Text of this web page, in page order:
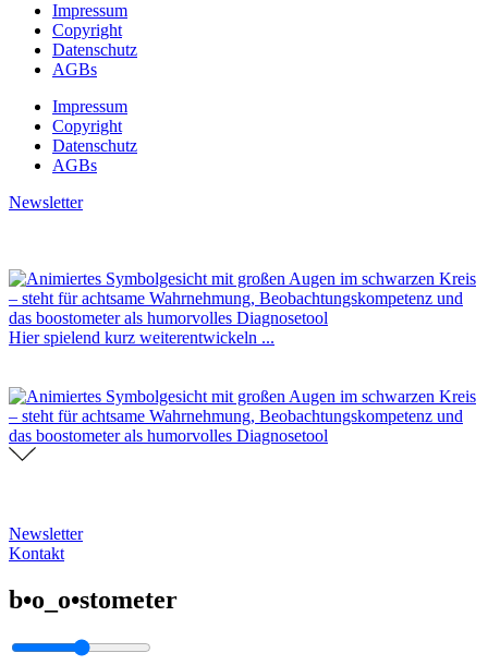
Impressum
Copyright
Datenschutz
AGBs
Impressum
Copyright
Datenschutz
AGBs
Newsletter
Hier spielend kurz weiterentwickeln ...
Newsletter
Kontakt
b•o_o•stometer